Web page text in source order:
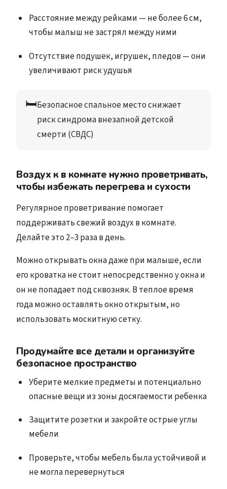
Расстояние между рейками — не более 6 см,
чтобы малыш не застрял между ними
Отсутствие подушек, игрушек, пледов — они
увеличивают риск удушья
🛏️
риск синдрома внезапной детской
смерти (СВДС)
Воздух к в комнате нужно проветривать,
чтобы избежать перегрева и сухости
Регулярное проветривание помогает
поддерживать свежий воздух в комнате.
Делайте это 2–3 раза в день.
Можно открывать окна даже при малыше, если
его кроватка не стоит непосредственно у окна и
он не попадает под сквозняк. В теплое время
года можно оставлять окно открытым, но
использовать москитную сетку.
Продумайте все детали и организуйте
безопасное пространство
Уберите мелкие предметы и потенциально
опасные вещи из зоны досягаемости ребенка
Защитите розетки и закройте острые углы
мебели
Проверьте, чтобы мебель была устойчивой и
не могла перевернуться